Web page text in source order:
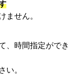
ません。
、時間指定ができ
い。